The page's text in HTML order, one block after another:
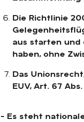
Die Richtlinie
aus starten und
haben, ohne
Das
EUV, Art. 67
– Es steht